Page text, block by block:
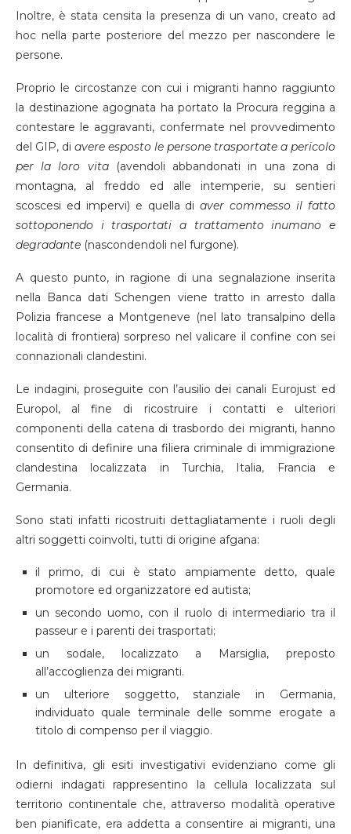
Inoltre, è stata censita la presenza di un vano, creato ad
hoc nella parte posteriore del mezzo per nascondere le
persone.
Proprio le circostanze con cui i migranti hanno raggiunto
la destinazione agognata ha portato la Procura reggina a
contestare le aggravanti, confermate nel provvedimento
del GIP, di avere esposto le persone trasportate a pericolo
per la loro vita(avendoli abbandonati in una zona di
montagna, al freddo ed alle intemperie, su sentieri
scoscesi ed impervi) e quella diaver commesso il fatto
sottoponendo i trasportati a trattamento inumano e
degradante (nascondendoli nel furgone).
A questo punto, in ragione di una segnalazione inserita
nella Banca dati Schengen viene tratto in arresto dalla
Polizia francese a Montgeneve (nel lato transalpino della
località di frontiera) sorpreso nel valicare il confine con sei
connazionali clandestini.
Le indagini, proseguite con l’ausilio dei canali Eurojust ed
Europol, al fine di ricostruire i contatti e ulteriori
componenti della catena di trasbordo dei migranti, hanno
consentito di definire una filiera criminale di immigrazione
clandestina localizzata in Turchia, Italia, Francia e
Germania.
Sono stati infatti ricostruiti dettagliatamente i ruoli degli
altri soggetti coinvolti, tutti di origine afgana:
il primo, di cui è stato ampiamente detto, quale
promotore ed organizzatore ed autista;
un secondo uomo, con il ruolo di intermediario tra il
passeur e i parenti dei trasportati;
un sodale, localizzato a Marsiglia, preposto
all’accoglienza dei migranti.
un ulteriore soggetto, stanziale in Germania,
individuato quale terminale delle somme erogate a
titolo di compenso per il viaggio.
In definitiva, gli esiti investigativi evidenziano come gli
odierni indagati rappresentino la cellula localizzata sul
territorio continentale che, attraverso modalità operative
ben pianificate, era addetta a consentire ai migranti, una